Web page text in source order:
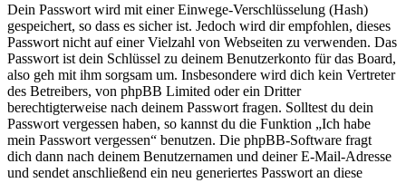
Dein Passwort wird mit einer Einwege-Verschlüsselung (Hash)
gespeichert, so dass es sicher ist. Jedoch wird dir empfohlen, dieses
Passwort nicht auf einer Vielzahl von Webseiten zu verwenden. Das
Passwort ist dein Schlüssel zu deinem Benutzerkonto für das Board,
also geh mit ihm sorgsam um. Insbesondere wird dich kein Vertreter
des Betreibers, von phpBB Limited oder ein Dritter
berechtigterweise nach deinem Passwort fragen. Solltest du dein
Passwort vergessen haben, so kannst du die Funktion „Ich habe
mein Passwort vergessen“ benutzen. Die phpBB-Software fragt
dich dann nach deinem Benutzernamen und deiner E-Mail-Adresse
und sendet anschließend ein neu generiertes Passwort an diese